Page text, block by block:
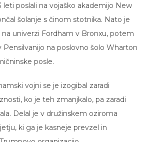
leti poslali na vojaško akademijo New
šolanje s činom stotnika. Nato je
na univerzi Fordham v Bronxu, potem
Pensilvanijo na poslovno šolo Wharton
posle.
vojni se je izogibal zaradi
ko je teh zmanjkalo, pa zaradi
Delal je v družinskem oziroma
ki ga je kasneje prevzel in